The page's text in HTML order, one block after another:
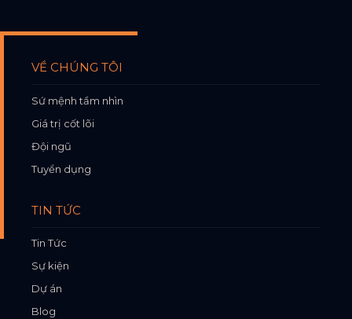
VỀ CHÚNG TÔI
Sứ mệnh tầm nhìn
Giá trị cốt lõi
Đội ngũ
Tuyển dụng
TIN TỨC
Tin Tức
Sự kiện
Dự án
Blog